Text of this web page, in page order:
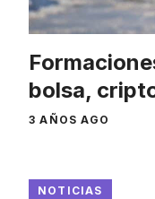
bolsa,
3 AÑOS AGO
NOTICIAS